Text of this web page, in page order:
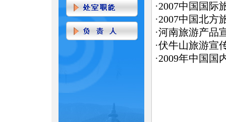
·2007中国国际
·2007中国北方
·河南旅游产品
·伏牛山旅游宣
·2009年中国国